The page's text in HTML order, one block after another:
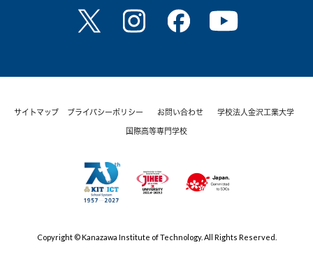
サイトマップ プライバシーポリシー お問い合わせ 学校法人金沢工業大学
国際高等専門学校
Copyright © Kanazawa Institute of Technology. All Rights Reserved.